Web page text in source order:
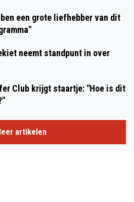
een grote liefhebber van dit
neemt standpunt in over
Club krijgt staartje: "Hoe is dit
artikelen